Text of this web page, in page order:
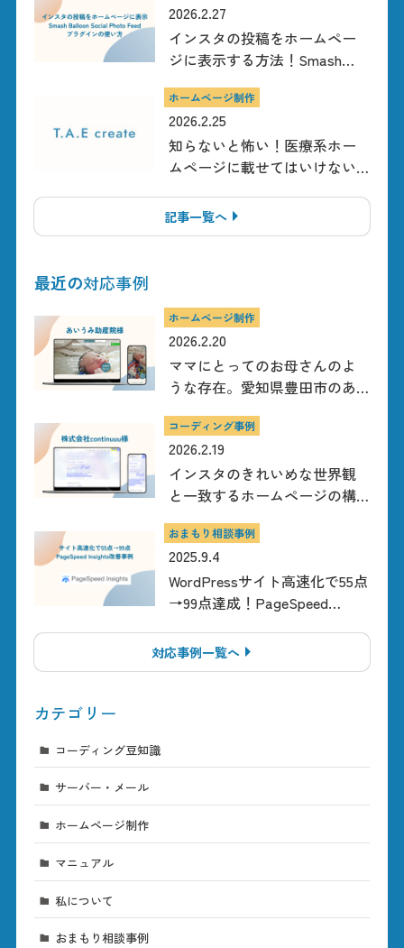
インスタの投稿をホームペー
ジに表示する方法！Smash
い方【WordPress対応】
2026.2.27
ホームページ制作
知らないと怖い！医療系ホー
ムページに載せてはいけない
ン】
2026.2.25
記事一覧へ
最近の対応事例
ホームページ制作
ママにとってのお母さんのよ
うな存在。愛知県豊田市のあ
ジ制作
2026.2.20
コーディング事例
インスタのきれいめな世界観
と一致するホームページの構
2026.2.19
おまもり相談事例
WordPressサイト高速化で55点
→99点達成！PageSpeed
2025.9.4
対応事例一覧へ
カテゴリー
コーディング豆知識
サーバー・メール
ホームページ制作
マニュアル
私について
おまもり相談事例